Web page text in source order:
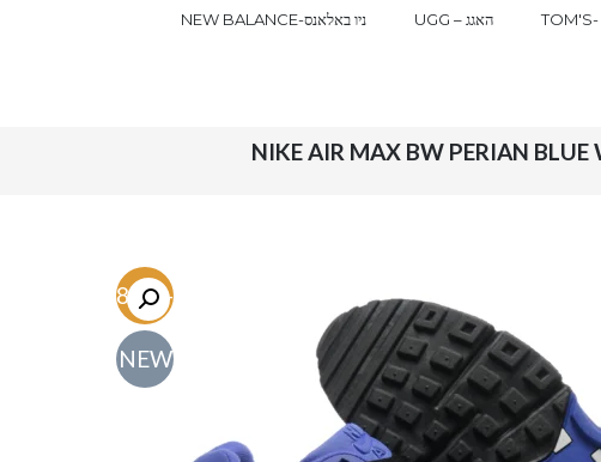
NEW BALANCE-ניו באלאנס UGG – האגג
-48.6%
NEW